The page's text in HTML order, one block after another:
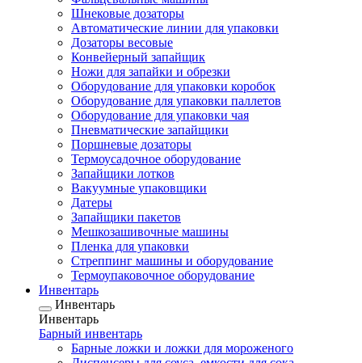
Шнековые дозаторы
Автоматические линии для упаковки
Дозаторы весовые
Конвейерный запайщик
Ножи для запайки и обрезки
Оборудование для упаковки коробок
Оборудование для упаковки паллетов
Оборудование для упаковки чая
Пневматические запайщики
Поршневые дозаторы
Термоусадочное оборудование
Запайщики лотков
Вакуумные упаковщики
Датеры
Запайщики пакетов
Мешкозашивочные машины
Пленка для упаковки
Стреппинг машины и оборудование
Термоупаковочное оборудование
Инвентарь
Инвентарь
Инвентарь
Барный инвентарь
Барные ложки и ложки для мороженого